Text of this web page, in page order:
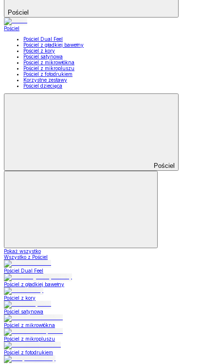
Pościel
Pościel
Pościel Dual Feel
Pościel z gładkiej bawełny
Pościel z kory
Pościel satynowa
Pościel z mikrowłókna
Pościel z mikropluszu
Pościel z fotodrukiem
Korzystne zestawy
Pościel dziecięca
Pościel
Pokaż wszystko
Wszystko z Pościel
Pościel Dual Feel
Pościel z gładkiej bawełny
Pościel z kory
Pościel satynowa
Pościel z mikrowłókna
Pościel z mikropluszu
Pościel z fotodrukiem